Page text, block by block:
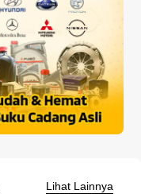
Lihat Lainnya